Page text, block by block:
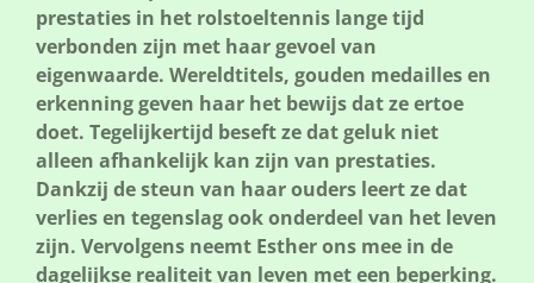
prestaties in het rolstoeltennis lange tijd
verbonden zijn met haar gevoel van
eigenwaarde. Wereldtitels, gouden medailles en
erkenning geven haar het bewijs dat ze ertoe
doet. Tegelijkertijd beseft ze dat geluk niet
alleen afhankelijk kan zijn van prestaties.
Dankzij de steun van haar ouders leert ze dat
verlies en tegenslag ook onderdeel van het leven
zijn. Vervolgens neemt Esther ons mee in de
dagelijkse realiteit van leven met een beperking.